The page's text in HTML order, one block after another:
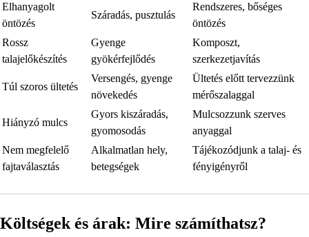
Elhanyagolt
öntözés
Száradás, pusztulás
Rendszeres, bőséges
öntözés
Rossz
talajelőkészítés
Gyenge
gyökérfejlődés
Komposzt,
szerkezetjavítás
Túl szoros ültetés
Versengés, gyenge
növekedés
Ültetés előtt tervezzünk
mérőszalaggal
Hiányzó mulcs
Gyors kiszáradás,
gyomosodás
Mulcsozzunk szerves
anyaggal
Nem megfelelő
fajtaválasztás
Alkalmatlan hely,
betegségek
Tájékozódjunk a talaj- és
fényigényről
Költségek és árak: Mire számíthatsz?